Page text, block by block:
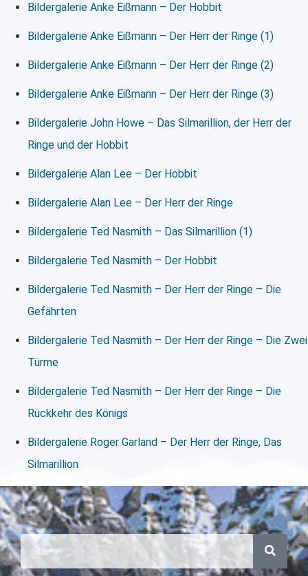
Bildergalerie Anke Eißmann – Der Hobbit
Bildergalerie Anke Eißmann – Der Herr der Ringe (1)
Bildergalerie Anke Eißmann – Der Herr der Ringe (2)
Bildergalerie Anke Eißmann – Der Herr der Ringe (3)
Bildergalerie John Howe – Das Silmarillion, der Herr der
Ringe und der Hobbit
Bildergalerie Alan Lee – Der Hobbit
Bildergalerie Alan Lee – Der Herr der Ringe
Bildergalerie Ted Nasmith – Das Silmarillion (1)
Bildergalerie Ted Nasmith – Der Hobbit
Bildergalerie Ted Nasmith – Der Herr der Ringe – Die
Gefährten
Bildergalerie Ted Nasmith – Der Herr der Ringe – Die Zwei
Türme
Bildergalerie Ted Nasmith – Der Herr der Ringe – Die
Rückkehr des Königs
Bildergalerie Roger Garland – Der Herr der Ringe, Das
Silmarillion